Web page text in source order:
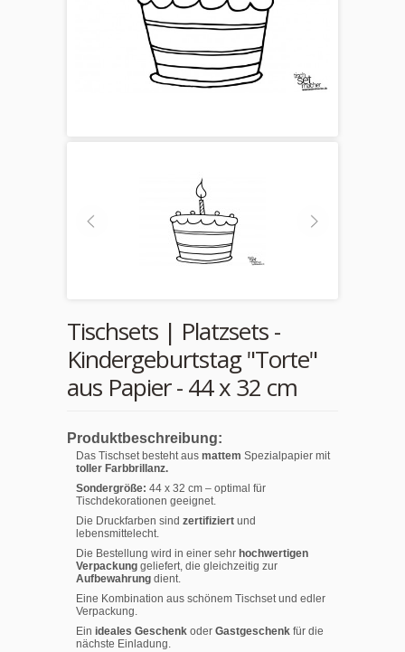
Tischsets | Platzsets -
Kindergeburtstag "Torte"
aus Papier - 44 x 32 cm
Produktbeschreibung:
Das Tischset besteht aus mattem Spezialpapier mit
toller Farbbrillanz.
Sondergröße: 44 x 32 cm – optimal für
Tischdekorationen geeignet.
Die Druckfarben sind zertifiziert und
lebensmittelecht.
Die Bestellung wird in einer sehr hochwertigen
Verpackung geliefert, die gleichzeitig zur
Aufbewahrung dient.
Eine Kombination aus schönem Tischset und edler
Verpackung.
Ein ideales Geschenk oder Gastgeschenk für die
nächste Einladung.